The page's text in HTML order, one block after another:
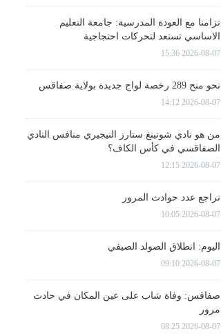
تزامنا مع العودة المدرسية: جامعة التعليم
الاساسي تستعد لتحركات احتجاجية
2026-08-07 15:36
نحو منح 289 رخصة لواج جديدة بولاية صفاقس
2026-08-07 14:12
من هو نادي شوتينغ ستارز النيجيري منافس النادي
الصفاقسي في كأس الكاف؟
2026-08-07 12:15
تراجع عدد حوادث المرور
2026-08-07 10:05
اليوم: انطلاق الصولد الصيفي
2026-08-07 09:10
صفاقس: وفاة شاب على عين المكان في حادث
مرور
2026-08-07 08:25